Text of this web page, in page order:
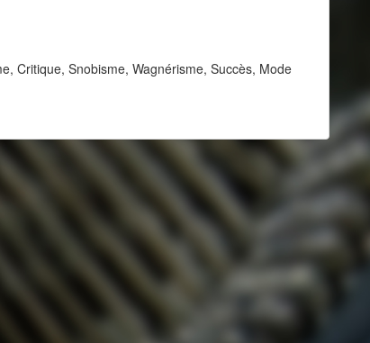
Critique, Snobisme, Wagnérisme, Succès, Mode